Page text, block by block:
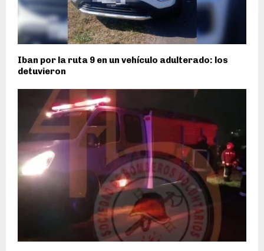
Iban por la ruta 9 en un vehículo adulterado: los
detuvieron